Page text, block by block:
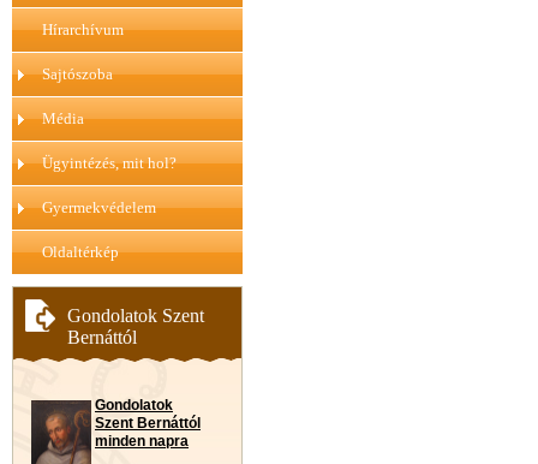
Hírarchívum
Sajtószoba
Média
Ügyintézés, mit hol?
Gyermekvédelem
Oldaltérkép
Gondolatok Szent
Bernáttól
Gondolatok
Szent Bernáttól
minden napra